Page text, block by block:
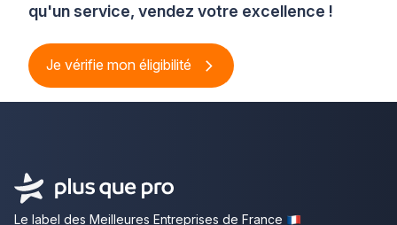
qu'un service, vendez votre excellence !
Je vérifie mon éligibilité
Le label des Meilleures Entreprises de France